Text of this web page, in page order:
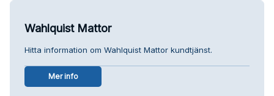
Wahlquist Mattor
Hitta information om Wahlquist Mattor kundtjänst.
Mer info